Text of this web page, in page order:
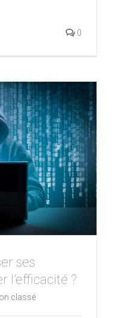
0
ses
l’efficacité ?
classé